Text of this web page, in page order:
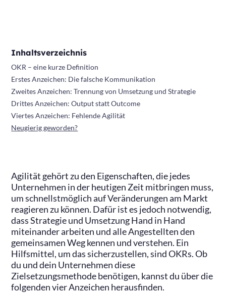
Agilität gehört zu den Eigenschaften, die jedes
Unternehmen in der heutigen Zeit mitbringen muss,
um schnellstmöglich auf Veränderungen am Markt
reagieren zu können. Dafür ist es jedoch notwendig,
dass Strategie und Umsetzung Hand in Hand
miteinander arbeiten und alle Angestellten den
gemeinsamen Weg kennen und verstehen. Ein
Hilfsmittel, um das sicherzustellen, sind OKRs. Ob
du und dein Unternehmen diese
Zielsetzungsmethode benötigen, kannst du über die
folgenden vier Anzeichen herausfinden.
Inhaltsverzeichnis
OKR – eine kurze Definition
Erstes Anzeichen: Die falsche Kommunikation
Zweites Anzeichen: Trennung von Umsetzung und Strategie
Drittes Anzeichen: Output statt Outcome
Viertes Anzeichen: Fehlende Agilität
Neugierig geworden?